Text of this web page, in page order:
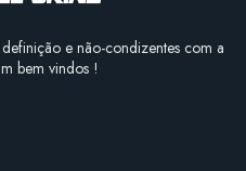
e não-condizentes com a
bem vindos !